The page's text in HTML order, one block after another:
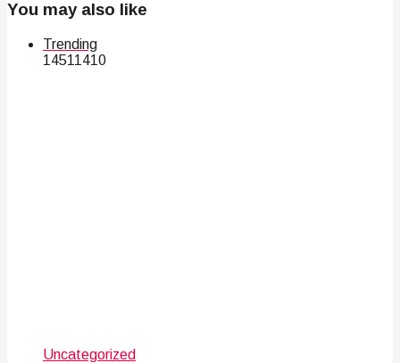
You may also like
Trending
14511410
Uncategorized